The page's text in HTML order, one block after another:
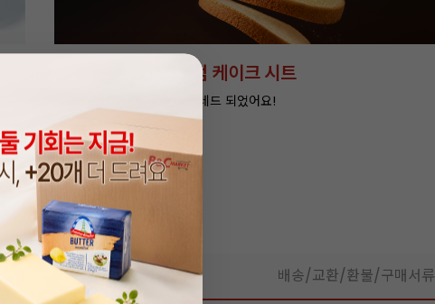
단 4일, 버터 쟁여둘 기회아머랜드 20+20 특별가!
상품 리뷰0 배송/교환/환불/구매서류